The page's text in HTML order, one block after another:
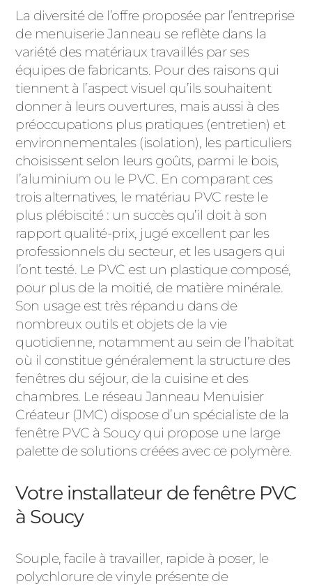
La diversité de l’offre proposée par l’entreprise
de menuiserie Janneau se reflète dans la
variété des matériaux travaillés par ses
équipes de fabricants. Pour des raisons qui
tiennent à l’aspect visuel qu’ils souhaitent
donner à leurs ouvertures, mais aussi à des
préoccupations plus pratiques (entretien) et
environnementales (isolation), les particuliers
choisissent selon leurs goûts, parmi le bois,
l’aluminium ou le PVC. En comparant ces
trois alternatives, le matériau PVC reste le
plus plébiscité : un succès qu’il doit à son
rapport qualité-prix, jugé excellent par les
professionnels du secteur, et les usagers qui
l’ont testé. Le PVC est un plastique composé,
pour plus de la moitié, de matière minérale.
Son usage est très répandu dans de
nombreux outils et objets de la vie
quotidienne, notamment au sein de l’habitat
où il constitue généralement la structure des
fenêtres du séjour, de la cuisine et des
chambres. Le réseau Janneau Menuisier
Créateur (JMC) dispose d’un spécialiste de la
fenêtre PVC à Soucy qui propose une large
palette de solutions créées avec ce polymère.
Votre installateur de fenêtre PVC
à Soucy
Souple, facile à travailler, rapide à poser, le
polychlorure de vinyle présente de
ALUMINIUM
ACIER